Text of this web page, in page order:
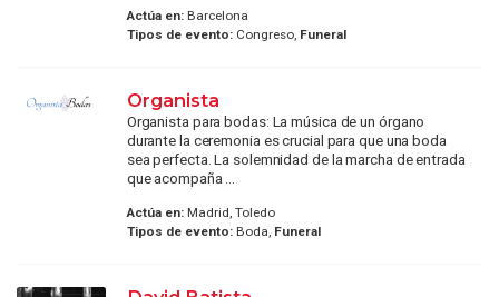
Actúa en:Barcelona
Tipos de evento:Congreso, Funeral
Organista
Organista para bodas: La música de un órgano
durante la ceremonia es crucial para que una boda
sea perfecta. La solemnidad de la marcha de entrada
que acompaña ...
Actúa en:Madrid, Toledo
Tipos de evento:Boda, Funeral